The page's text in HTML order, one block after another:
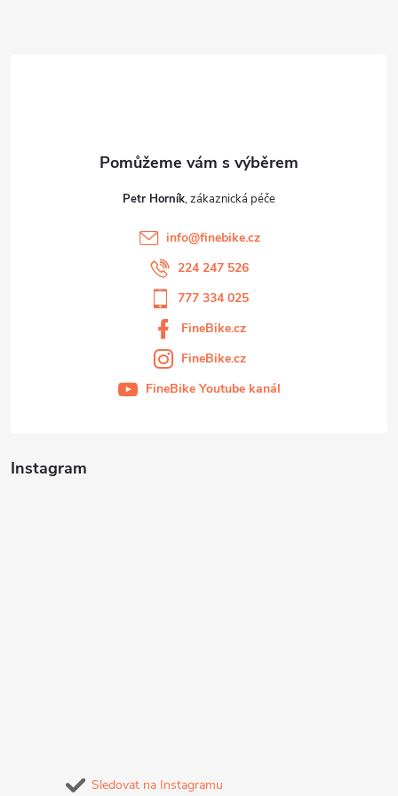
a
Instagram
Sledovat na Instagramu
Petr Horník
info@finebike.cz
224 247 526
777 334 025
FineBike.cz
FineBike.cz
FineBike Youtube kanál